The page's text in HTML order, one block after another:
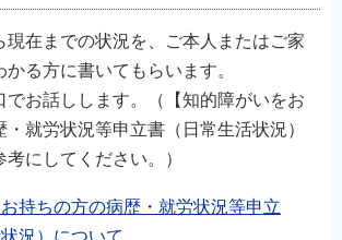
在までの状況を、ご本人またはご家
る方に書いてもらいます。
お話しします。（【知的障がいをお
就労状況等申立書（日常生活状況）
にしてください。）
持ちの方の病歴・就労状況等申立
況）について